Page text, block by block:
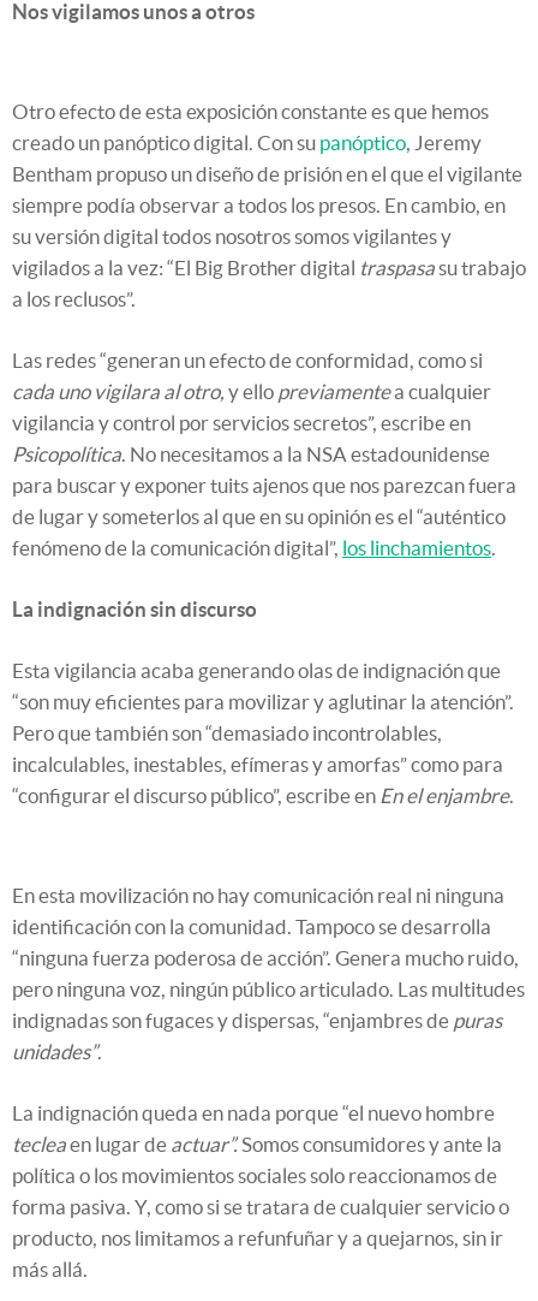
Nos vigilamos unos a otros
Otro efecto de esta exposición constante es que hemos
creado un panóptico digital. Con su panóptico, Jeremy
Bentham propuso un diseño de prisión en el que el vigilante
siempre podía observar a todos los presos. En cambio, en
su versión digital todos nosotros somos vigilantes y
vigilados a la vez: “El Big Brother digital traspasasu trabajo
a los reclusos”.
Las redes “generan un efecto de conformidad, como si
cada uno vigilara al otro, y ello previamentea cualquier
vigilancia y control por servicios secretos”, escribe en
Psicopolítica. No necesitamos a la NSA estadounidense
para buscar y exponer tuits ajenos que nos parezcan fuera
de lugar y someterlos al que en su opinión es el “auténtico
fenómeno de la comunicación digital”, los linchamientos.
La indignación sin discurso
Esta vigilancia acaba generando olas de indignación que
“son muy eficientes para movilizar y aglutinar la atención”.
Pero que también son “demasiado incontrolables,
incalculables, inestables, efímeras y amorfas” como para
“configurar el discurso público”, escribe en En el enjambre.
En esta movilización no hay comunicación real ni ninguna
identificación con la comunidad. Tampoco se desarrolla
“ninguna fuerza poderosa de acción”. Genera mucho ruido,
pero ninguna voz, ningún público articulado. Las multitudes
indignadas son fugaces y dispersas, “enjambres de puras
unidades”.
La indignación queda en nada porque “el nuevo hombre
tecleaen lugar de actuar”.Somos consumidores y ante la
política o los movimientos sociales solo reaccionamos de
forma pasiva. Y, como si se tratara de cualquier servicio o
producto, nos limitamos a refunfuñar y a quejarnos, sin ir
más allá.